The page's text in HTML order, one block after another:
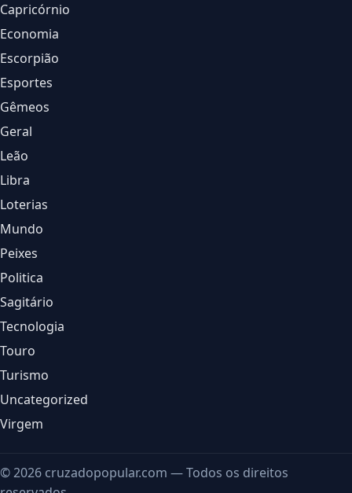
Capricórnio
Economia
Escorpião
Esportes
Gêmeos
Geral
Leão
Libra
Loterias
Mundo
Peixes
Politica
Sagitário
Tecnologia
Touro
Turismo
Uncategorized
Virgem
© 2026 cruzadopopular.com — Todos os direitos